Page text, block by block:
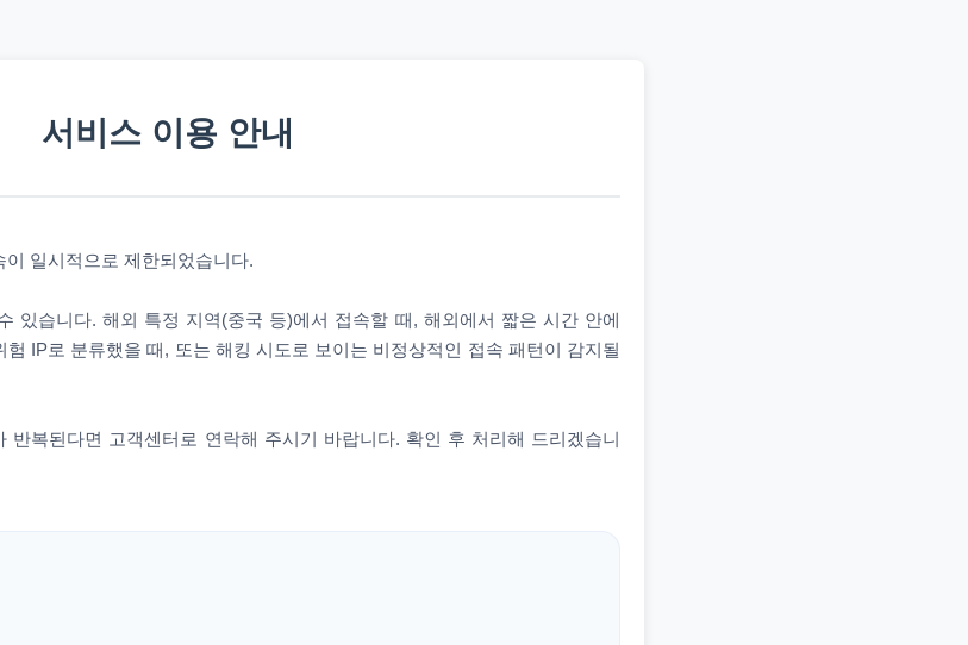
서비스 이용 안내
일시적으로 제한되었습니다.
있습니다. 해외 특정 지역(중국 등)에서 접속할 때, 해외에서 짧은 시간 안에
IP로 분류했을 때, 또는 해킹 시도로 보이는 비정상적인 접속 패턴이 감지될
반복된다면 고객센터로 연락해 주시기 바랍니다. 확인 후 처리해 드리겠습니